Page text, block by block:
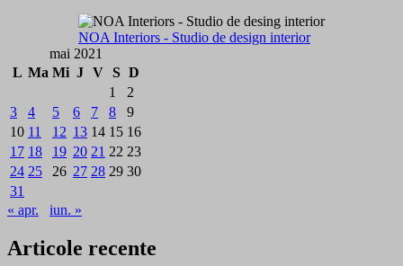
NOA Interiors - Studio de design interior
mai 2021
L Ma Mi J V S D
1
2
3
4 5 6 7 8
9
10 11 12 13 14 15 16
17 18 19 20 21 22 23
24 25 26 27 28 29 30
31
« apr.
iun. »
Articole recente